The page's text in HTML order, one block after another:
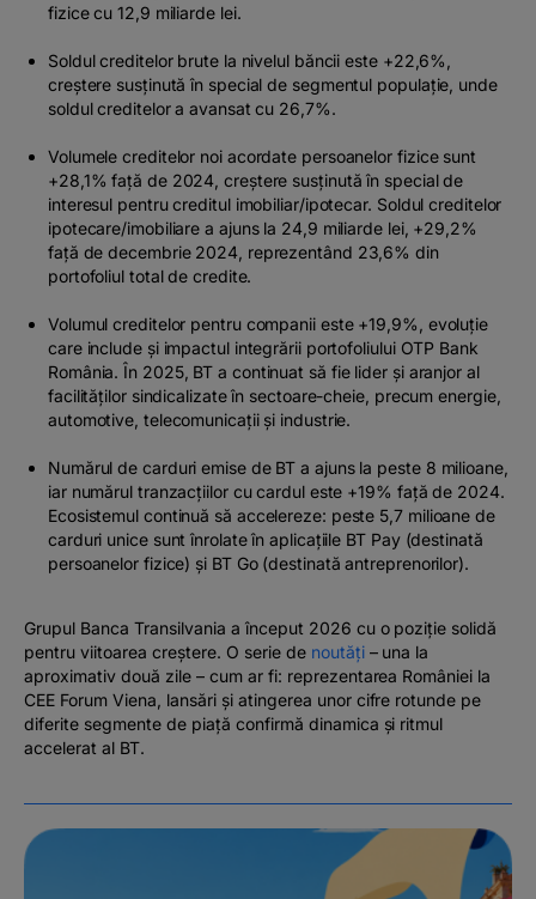
fizice cu 12,9 miliarde lei.
Soldul creditelor brute la nivelul băncii este +22,6%,
creștere susținută în special de segmentul populație, unde
soldul creditelor a avansat cu 26,7%.
Volumele creditelor noi acordate persoanelor fizice sunt
+28,1% față de 2024, creștere susținută în special de
interesul pentru creditul imobiliar/ipotecar. Soldul creditelor
ipotecare/imobiliare a ajuns la 24,9 miliarde lei, +29,2%
față de decembrie 2024, reprezentând 23,6% din
portofoliul total de credite.
Volumul creditelor pentru companii este +19,9%, evoluție
care include și impactul integrării portofoliului OTP Bank
România. În 2025, BT a continuat să fie lider și aranjor al
facilităților sindicalizate în sectoare-cheie, precum energie,
automotive, telecomunicații și industrie.
Numărul de carduri emise de BT a ajuns la peste 8 milioane,
iar numărul tranzacțiilor cu cardul este +19% față de 2024.
Ecosistemul continuă să accelereze: peste 5,7 milioane de
carduri unice sunt înrolate în aplicațiile BT Pay (destinată
persoanelor fizice) și BT Go (destinată antreprenorilor).
Grupul Banca Transilvania a început 2026 cu o poziție solidă
pentru viitoarea creștere. O serie de noutăți– una la
aproximativ două zile – cum ar fi: reprezentarea României la
CEE Forum Viena, lansări și atingerea unor cifre rotunde pe
diferite segmente de piață confirmă dinamica și ritmul
accelerat al BT.